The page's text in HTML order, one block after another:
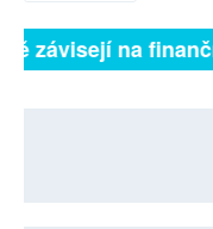
závisejí na